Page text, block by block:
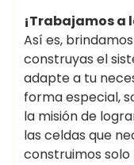
¡Trabajamos a
Así es,
construyas el
adapte a tu
forma especial,
la misión de
las celdas que
construimos solo